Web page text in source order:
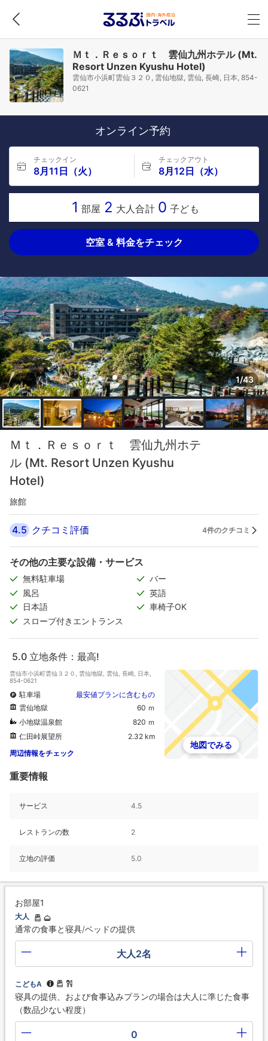
Ｍｔ．Ｒｅｓｏｒｔ 雲仙九州ホテル (Mt.
Resort Unzen Kyushu Hotel)
雲仙市小浜町雲仙３２０, 雲仙地獄, 雲仙, 長崎, 日本, 854-
0621
オンライン予約
チェックイン
8月11日（火）
チェックアウト
8月12日（水）
1 部屋 2 大人合計 0 子ども
空室 & 料金をチェック
1/43
Ｍｔ．Ｒｅｓｏｒｔ 雲仙九州ホテ
ル (Mt. Resort Unzen Kyushu
Hotel)
旅館
4.5 クチコミ評価 4件のクチコミ
その他の主要な設備・サービス
無料駐車場
バー
風呂
英語
日本語
車椅子OK
スロープ付きエントランス
5.0 立地条件：最高!
雲仙市小浜町雲仙３２０, 雲仙地獄, 雲仙, 長崎, 日本,
854-0621
駐車場
最安値プランに含むもの
雲仙地獄
60 ｍ
小地獄温泉館
820 ｍ
仁田峠展望所
2.32 km
周辺情報をチェック
地図でみる
重要情報
サービス 4.5
レストランの数 2
立地の評価 5.0
お部屋1
大人
通常の食事と寝具/ベッドの提供
大人2名
こどもA
寝具の提供、および食事込みプランの場合は大人に準じた食事
（数品少ない程度）
0